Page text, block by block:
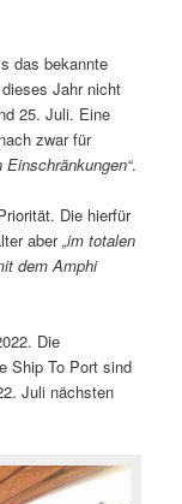
das bekannte
Jahr nicht
25. Juli. Eine
zwar für
.
Die hierfür
aber„im totalen
dem Amphi
Die
Ship To Port sind
Juli nächsten